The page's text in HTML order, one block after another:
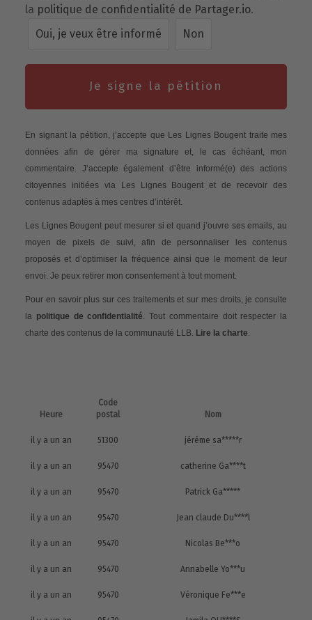
la politique de confidentialité de Partager.io.
Oui, je veux être informé
Non
Je signe la pétition
En signant la pétition, j’accepte que Les Lignes Bougent traite mes
données afin de gérer ma signature et, le cas échéant, mon
commentaire. J’accepte également d’être informé(e) des actions
citoyennes initiées via Les Lignes Bougent et de recevoir des
contenus adaptés à mes centres d’intérêt.
Les Lignes Bougent peut mesurer si et quand j’ouvre ses emails, au
moyen de pixels de suivi, afin de personnaliser les contenus
proposés et d’optimiser la fréquence ainsi que le moment de leur
envoi. Je peux retirer mon consentement à tout moment.
Pour en savoir plus sur ces traitements et sur mes droits, je consulte
la politique de confidentialité. Tout commentaire doit respecter la
charte des contenus de la communauté LLB. Lire la charte.
Heure
Code
postal
Nom
il y a un an 51300 jéréme sa*****r
il y a un an 95470 catherine Ga****t
il y a un an 95470 Patrick Ga*****
il y a un an 95470 Jean claude Du****l
il y a un an 95470 Nicolas Be***o
il y a un an 95470 Annabelle Yo***u
il y a un an 95470 Véronique Fe***e